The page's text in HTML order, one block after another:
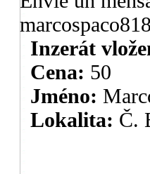
Inzerát
Cena: 50
Jméno:
Lokalita: Č.